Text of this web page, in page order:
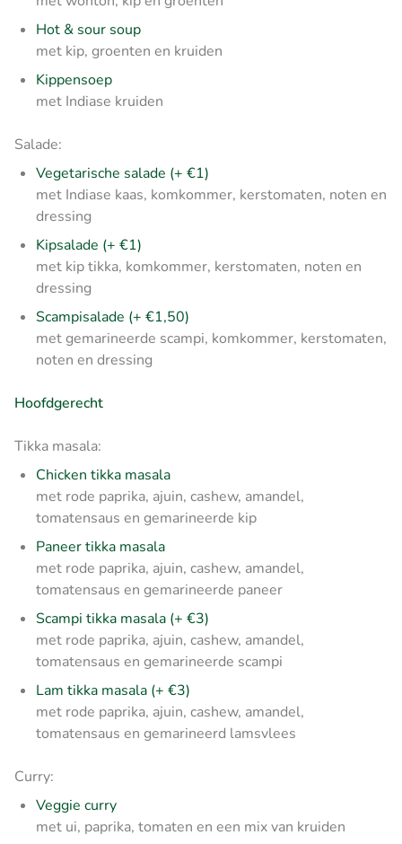
Hot & sour soup
met kip, groenten en kruiden
Kippensoep
met Indiase kruiden
Salade:
Vegetarische salade (+ €1)
met Indiase kaas, komkommer, kerstomaten, noten en
dressing
Kipsalade (+ €1)
met kip tikka, komkommer, kerstomaten, noten en
dressing
Scampisalade (+ €1,50)
met gemarineerde scampi, komkommer, kerstomaten,
noten en dressing
Hoofdgerecht
Tikka masala:
Chicken tikka masala
met rode paprika, ajuin, cashew, amandel,
tomatensaus en gemarineerde kip
Paneer tikka masala
met rode paprika, ajuin, cashew, amandel,
tomatensaus en gemarineerde paneer
Scampi tikka masala (+ €3)
met rode paprika, ajuin, cashew, amandel,
tomatensaus en gemarineerde scampi
Lam tikka masala (+ €3)
met rode paprika, ajuin, cashew, amandel,
tomatensaus en gemarineerd lamsvlees
Curry:
Veggie curry
met ui, paprika, tomaten en een mix van kruiden